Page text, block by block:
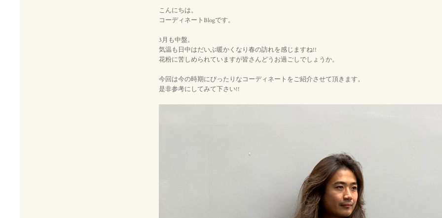
こんにちは。
コーディネートBlogです。
3月も中盤。
気温も日中はだいぶ暖かくなり春の訪れを感じますね!!
花粉に苦しめられていますが皆さんどうお過ごしでしょうか。
今回は今の時期にぴったりなコーディネートをご紹介させて頂きます。
是非参考にしてみて下さい!!